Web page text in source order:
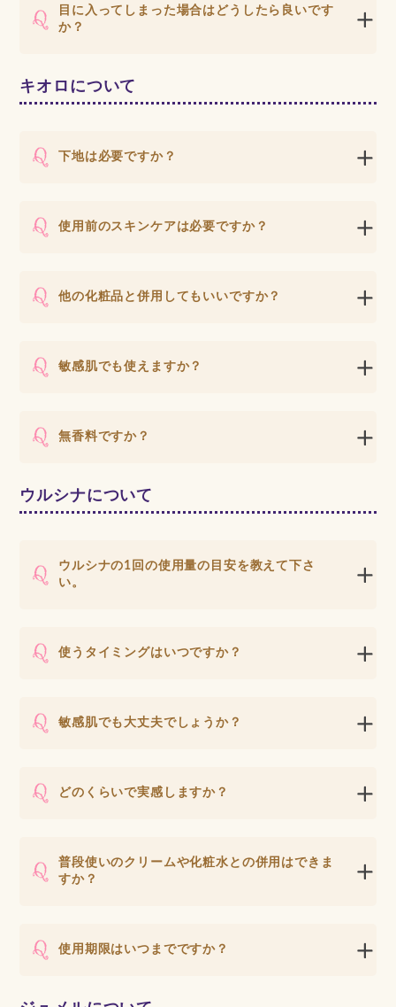
目に入ってしまった場合はどうしたら良いです
か？
キオロについて
下地は必要ですか？
使用前のスキンケアは必要ですか？
他の化粧品と併用してもいいですか？
敏感肌でも使えますか？
無香料ですか？
ウルシナについて
ウルシナの1回の使用量の目安を教えて下さ
い。
使うタイミングはいつですか？
敏感肌でも大丈夫でしょうか？
どのくらいで実感しますか？
普段使いのクリームや化粧水との併用はできま
すか？
使用期限はいつまでですか？